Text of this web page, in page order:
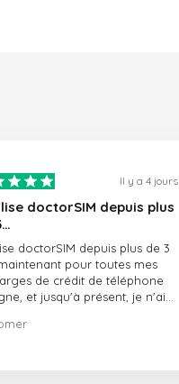
Il y a 4 jours
doctorSIM depuis plus
doctorSIM depuis plus de 3
pour toutes mes
de crédit de téléphone
et jusqu'à présent, je n'ai
!!!